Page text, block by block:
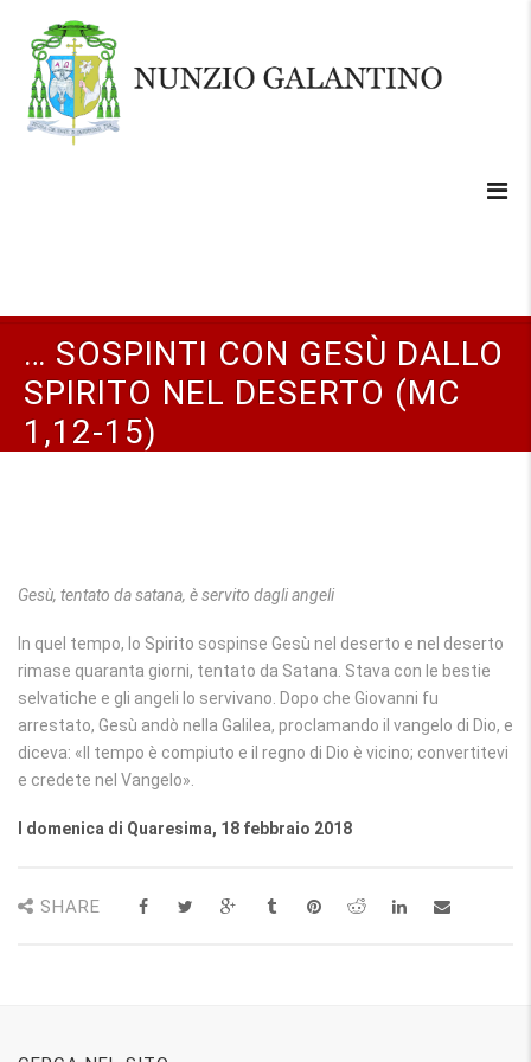
… SOSPINTI CON GESÙ DALLO
SPIRITO NEL DESERTO (MC
1,12-15)
Gesù, tentato da satana, è servito dagli angeli
In quel tempo, lo Spirito sospinse Gesù nel deserto e nel deserto
rimase quaranta giorni, tentato da Satana. Stava con le bestie
selvatiche e gli angeli lo servivano. Dopo che Giovanni fu
arrestato, Gesù andò nella Galilea, proclamando il vangelo di Dio, e
diceva: «Il tempo è compiuto e il regno di Dio è vicino; convertitevi
e credete nel Vangelo».
I domenica di Quaresima, 18 febbraio 2018
SHARE